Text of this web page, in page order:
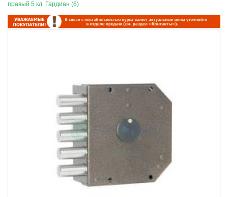
правый 5 кл. Гардиан (6)